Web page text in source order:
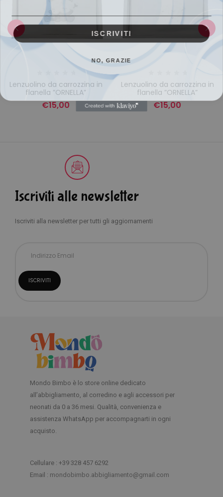
Lenzuolino da carrozzina in
flanella ”ORNELLA”
€15,00
Lenzuolino da carrozzina in
flanella ”ORNELLA”
€15,00
Iscriviti alle newsletter
Iscriviti alla newsletter per tutti gli aggiornamenti
Mondo Bimbo è lo store online dedicato
all’abbigliamento, al corredino e agli accessori per
neonati da 0 a 36 mesi. Qualità, convenienza e
assistenza WhatsApp per accompagnarti in ogni
acquisto.
Cellulare : +39 328 457 6292
Email : mondobimbo.abbigliamento@gmail.com